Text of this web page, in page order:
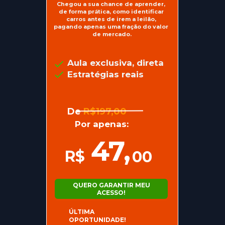
Chegou a sua chance de aprender,
de forma prática, como identificar
carros antes de irem a leilão,
pagando apenas uma fração do valor
de mercado.
Aula exclusiva, direta
Estratégias reais
De R$197,00
Por apenas:
47,
R$ 00
ÚLTIMA
OPORTUNIDADE!
QUERO GARANTIR MEU
ACESSO!